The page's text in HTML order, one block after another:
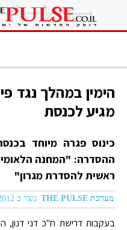
הימין במהלך נגד
מגיע לכנסת
כינוס פגרה מיוחד
ההסדרה: "המחנה
ראשית להסדרת מגרון"
מערכת THE PULSE נוצר ב 11.04.2012 11:04